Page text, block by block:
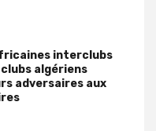
interclubs
algériens
adversaires aux